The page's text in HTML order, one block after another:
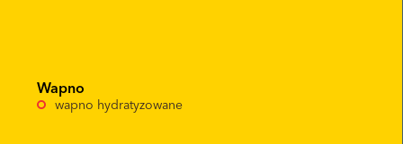
Wapno
wapno hydratyzowane